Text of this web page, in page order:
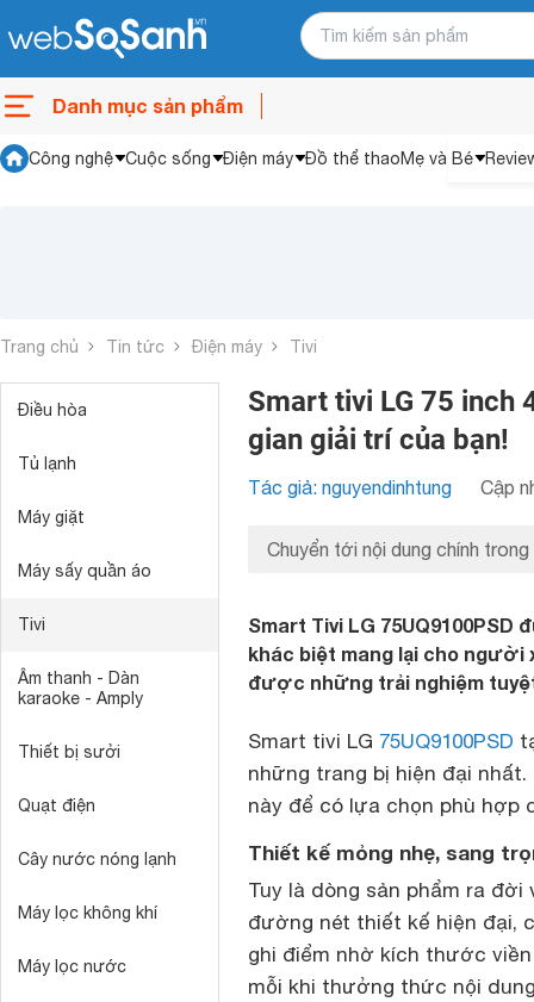
Danh mục sản phẩm
Công nghệ Cuộc sống Điện máy Đồ thể thaoMẹ và Bé
Trang chủ Tin tức Điện máy Tivi
Điều hòa
Tủ lạnh
Máy giặt
Máy sấy quần áo
Tivi
Âm thanh - Dàn
karaoke - Amply
Thiết bị sưởi
Quạt điện
Cây nước nóng lạnh
Máy lọc không khí
Máy lọc nước
Smart tivi LG 75 inch
gian giải trí của bạn!
Tác giả: nguyendinhtung Cập
Chuyển tới nội dung chính trong
Smart Tivi LG
khác biệt mang lại cho người
được những trải nghiệm
Smart tivi LG 75UQ9100PSD
những trang bị hiện đại
này để có lựa chọn phù hợp
Thiết kế mỏng nhẹ, sang
Tuy là dòng sản phẩm ra đời
đường nét thiết kế hiện đại,
ghi điểm nhờ kích thước
mỗi khi thưởng thức nội